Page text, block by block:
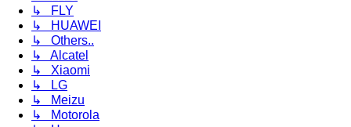
↳ FLY
↳ HUAWEI
↳ Others..
↳ Alcatel
↳ Xiaomi
↳ LG
↳ Meizu
↳ Motorola